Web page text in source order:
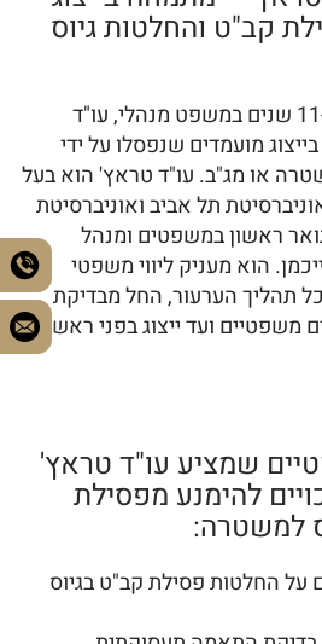
קב"ט והחלטות גיוס
עם ניסיון של למעלה מ-11 שנים במשפט מנהלי, עו"ד
מועמדים שנפסלו על ידי
או מג"ב. עו"ד טראץ' הוא בעל
תל אביב ואוניברסיטת
ראשון במשפטים ומנהל
הוא מעניק ליווי משפטי
תהליך הערעור, החל מבדיקת
משפטיים ועד ייצוג בפני ראשי
שמציע עו"ד טראץ'
להימנע מפסילת
למשטרה:
על החלטות פסילת קב"ט בגיוס